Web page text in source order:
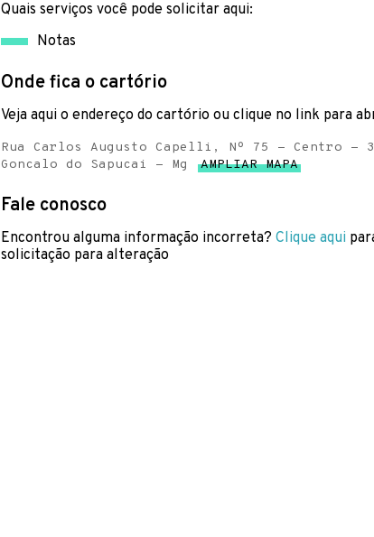
Quais serviços você pode solicitar aqui:
Notas
Onde fica o cartório
Veja aqui o endereço do cartório ou clique no link para
Rua Carlos Augusto Capelli, Nº 75 - Centro -
Goncalo do Sapucai - Mg
AMPLIAR MAPA
Fale conosco
Encontrou alguma informação incorreta? Clique aqui
solicitação para alteração